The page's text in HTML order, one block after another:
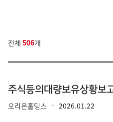
전체 506개
주식등의대량보유상황보
오리온홀딩스 2026.01.22